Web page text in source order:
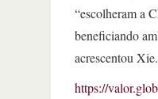
“escolheram a
beneficiando
acrescentou Xie.
https://